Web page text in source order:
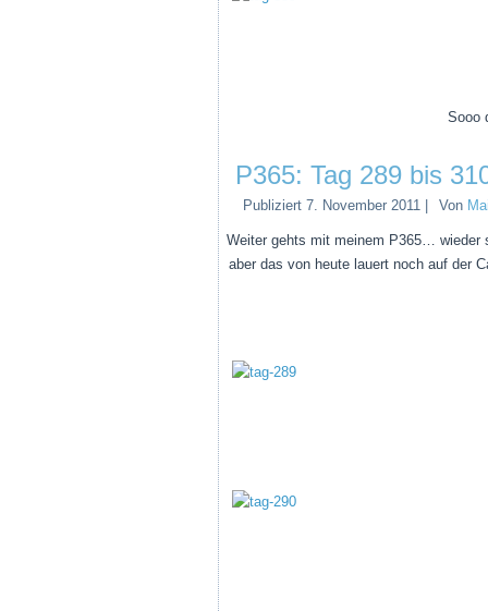
Sooo
P365: Tag 289 bis
Publiziert 7. November 2011 Von
Weiter gehts mit meinem P365… wieder
aber das von heute lauert noch auf der